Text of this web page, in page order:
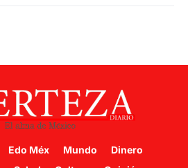
Edo Méx Mundo
Dinero